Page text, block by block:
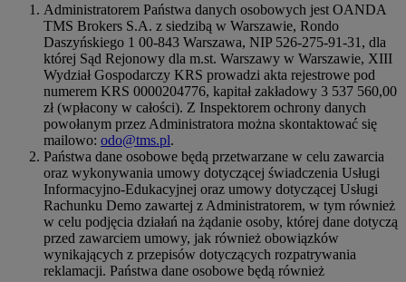
Administratorem Państwa danych osobowych jest OANDA
TMS Brokers S.A. z siedzibą w Warszawie, Rondo
Daszyńskiego 1 00-843 Warszawa, NIP 526-275-91-31, dla
której Sąd Rejonowy dla m.st. Warszawy w Warszawie, XIII
Wydział Gospodarczy KRS prowadzi akta rejestrowe pod
numerem KRS 0000204776, kapitał zakładowy 3 537 560,00
zł (wpłacony w całości). Z Inspektorem ochrony danych
powołanym przez Administratora można skontaktować się
mailowo: odo@tms.pl.
Państwa dane osobowe będą przetwarzane w celu zawarcia
oraz wykonywania umowy dotyczącej świadczenia Usługi
Informacyjno-Edukacyjnej oraz umowy dotyczącej Usługi
Rachunku Demo zawartej z Administratorem, w tym również
w celu podjęcia działań na żądanie osoby, której dane dotyczą
przed zawarciem umowy, jak również obowiązków
wynikających z przepisów dotyczących rozpatrywania
reklamacji. Państwa dane osobowe będą również